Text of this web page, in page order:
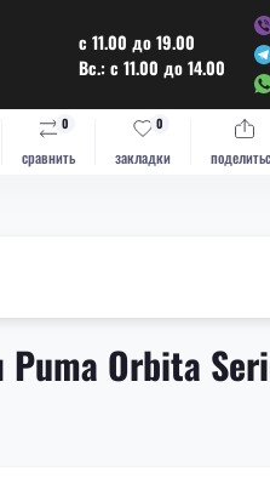
с 11.00 до 19.00
Вс.: с 11.00 до 14.00
сравнить
0
закладки
0
Orbita